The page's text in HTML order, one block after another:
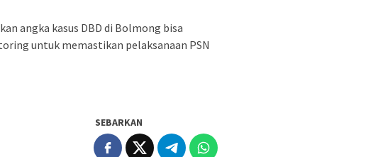
angka kasus DBD di Bolmong bisa
untuk memastikan pelaksanaan PSN
SEBARKAN